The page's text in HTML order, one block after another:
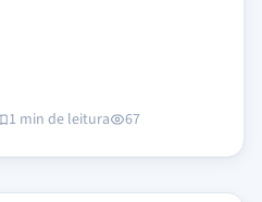
1 min de leitura 67